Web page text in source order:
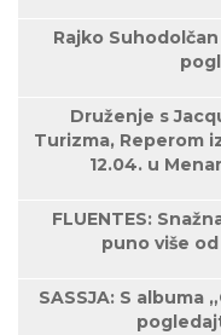
Rajko
Druženje s
Turizma, Reperom
12.04. u
FLUENTES:
puno više
SASSJA: S albuma